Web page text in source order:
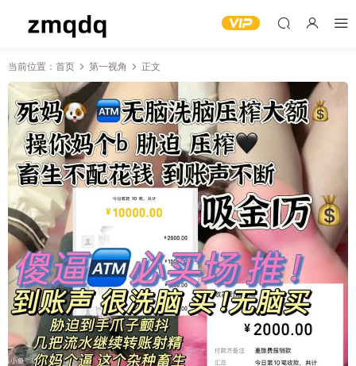
当前位置： 首页 第一视角 正文